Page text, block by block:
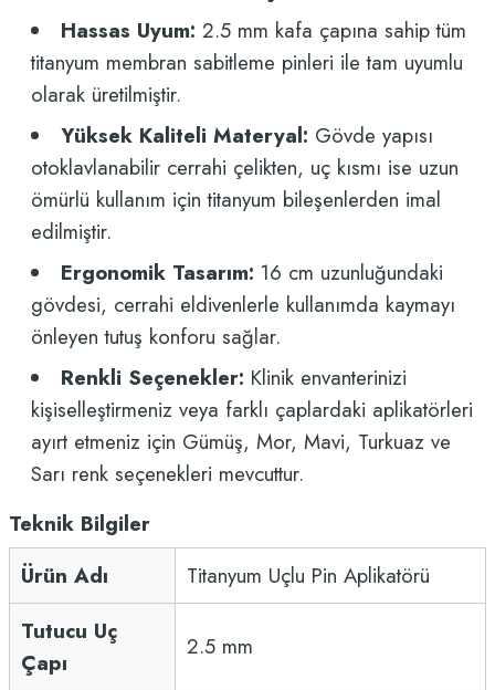
Hassas Uyum: 2.5 mm kafa çapına sahip tüm
titanyum membran sabitleme pinleri ile tam uyumlu
olarak üretilmiştir.
Yüksek Kaliteli Materyal: Gövde yapısı
otoklavlanabilir cerrahi çelikten, uç kısmı ise uzun
ömürlü kullanım için titanyum bileşenlerden imal
edilmiştir.
Ergonomik Tasarım: 16 cm uzunluğundaki
gövdesi, cerrahi eldivenlerle kullanımda kaymayı
önleyen tutuş konforu sağlar.
Renkli Seçenekler: Klinik envanterinizi
kişiselleştirmeniz veya farklı çaplardaki aplikatörleri
ayırt etmeniz için Gümüş, Mor, Mavi, Turkuaz ve
Sarı renk seçenekleri mevcuttur.
Teknik Bilgiler
Ürün Adı
Titanyum Uçlu Pin Aplikatörü
Tutucu Uç
Çapı
2.5 mm